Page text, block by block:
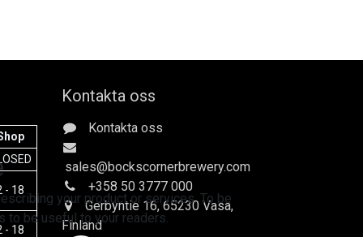
- 18
- 18
Kontakta oss
Kontakta oss
sales@bockscornerbrewery.com
+358 50 3777 000
Gerbyntie 16, 65230 Vasa,
Finland
your product or services. To be
to be useful to your readers.